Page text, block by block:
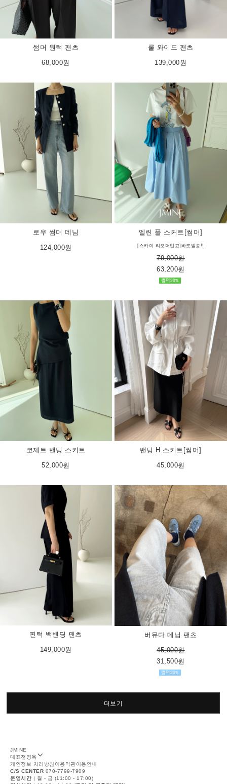
썸머 원턱 팬츠
68,000원
쿨 와이드 팬츠
139,000원
로우 썸머 데님
124,000원
엘린 풀 스커트[썸머]
[스카이 리오더입고]바로발송!!
79,000원
63,200원
코제트 밴딩 스커트
52,000원
밴딩 H 스커트[썸머]
45,000원
핀턱 백밴딩 팬츠
149,000원
버뮤다 데님 팬츠
45,000원
31,500원
더보기
JMINE
대표전영옥
개인정보 처리방침 이용약관이용안내
C/S CENTER 070-7799-7909
운영시간 | 월 - 금 (11:00 - 17:00)